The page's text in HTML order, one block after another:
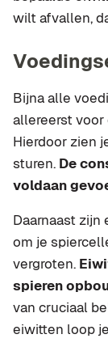
wilt afvallen,
Bijna alle
allereerst voor
Hierdoor zien
sturen. De
voldaan
Daarnaast
om je
vergroten.
spieren
van cruciaal
eiwitten loop